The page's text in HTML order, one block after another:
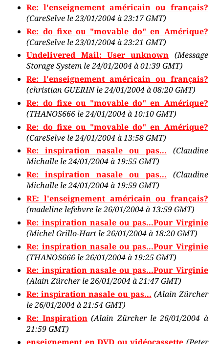
Re: l'enseignement américain ou français?
(CareSelve le 23/01/2004 à 23:17 GMT)
Re: do fixe ou "movable do" en Amérique?
(CareSelve le 23/01/2004 à 23:21 GMT)
Undelivered Mail: User unknown (Message
Storage System le 24/01/2004 à 01:39 GMT)
Re: l'enseignement américain ou français?
(christian GUERIN le 24/01/2004 à 08:20 GMT)
Re: do fixe ou "movable do" en Amérique?
(THANOS666 le 24/01/2004 à 10:10 GMT)
Re: do fixe ou "movable do" en Amérique?
(CareSelve le 24/01/2004 à 13:58 GMT)
Re: inspiration nasale ou pas...
(Claudine
Michalle le 24/01/2004 à 19:55 GMT)
Re: inspiration nasale ou pas...
(Claudine
Michalle le 24/01/2004 à 19:59 GMT)
RE: l'enseignement américain ou français?
(madeline lefebvre le 26/01/2004 à 13:59 GMT)
Re: inspiration nasale ou pas...Pour Virginie
(Michel Grillo-Hart le 26/01/2004 à 18:20 GMT)
Re: inspiration nasale ou pas...Pour Virginie
(THANOS666 le 26/01/2004 à 19:25 GMT)
Re: inspiration nasale ou pas...Pour Virginie
(Alain Zürcher le 26/01/2004 à 21:47 GMT)
Re: inspiration nasale ou pas... (Alain Zürcher
le 26/01/2004 à 21:54 GMT)
Re: Inspiration (Alain Zürcher le 26/01/2004 à
21:59 GMT)